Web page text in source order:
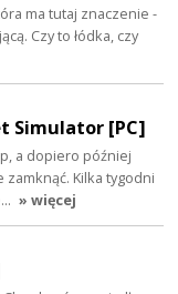
ma tutaj znaczenie -
Czy to łódka, czy
Simulator [PC]
a dopiero później
zamknąć. Kilka tygodni
» więcej